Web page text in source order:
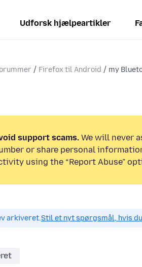
Udforsk hjælpeartikler
Firefox til Android my
support scams. We will never
or share personal
using the “Report Abuse”
arkiveret.Stil et nyt spørgsmål, hvis